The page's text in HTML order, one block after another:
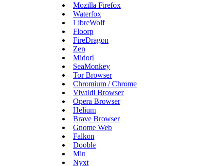
Mozilla Firefox
Waterfox
LibreWolf
Floorp
FireDragon
Zen
Midori
SeaMonkey
Tor Browser
Chromium / Chrome
Vivaldi Browser
Opera Browser
Helium
Brave Browser
Gnome Web
Falkon
Dooble
Min
Nyxt